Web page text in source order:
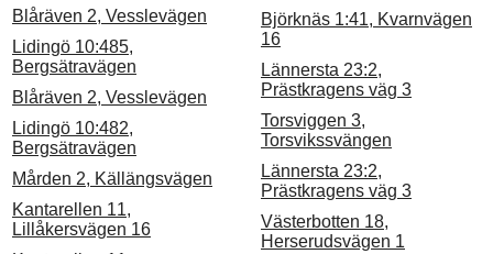
Blåräven 2, Vesslevägen
Lidingö 10:485,
Bergsätravägen
Blåräven 2, Vesslevägen
Lidingö 10:482,
Bergsätravägen
Mården 2, Källängsvägen
Kantarellen 11,
Lillåkersvägen 16
Björknäs 1:41, Kvarnvägen
16
Lännersta 23:2,
Prästkragens väg 3
Torsviggen 3,
Torsvikssvängen
Lännersta 23:2,
Prästkragens väg 3
Västerbotten 18,
Herserudsvägen 1